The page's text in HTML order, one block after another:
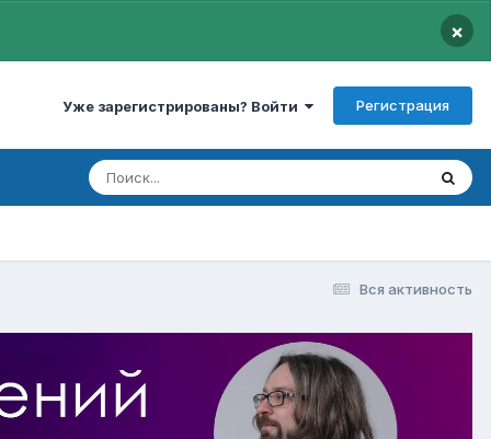
×
Уже зарегистрированы? Войти Регистрация
Вся активность